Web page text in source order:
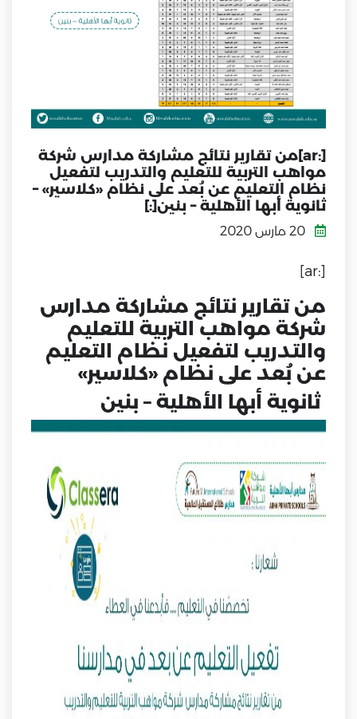
[:ar]من تقارير نتائج مشاركة مدارس شركة
مواهب التربية للتعليم والتدريب لتفعيل
نظام التعليم عن بُعد على نظام «كلاسير» –
ثانوية أبها الأهلية – بنين[:]
[:ar]
من تقارير نتائج مشاركة مدارس
شركة مواهب التربية للتعليم
والتدريب لتفعيل نظام التعليم
عن بُعد على نظام «كلاسير»
ثانوية أبها الأهلية – بنين